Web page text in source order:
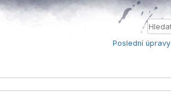
Poslední úpravy